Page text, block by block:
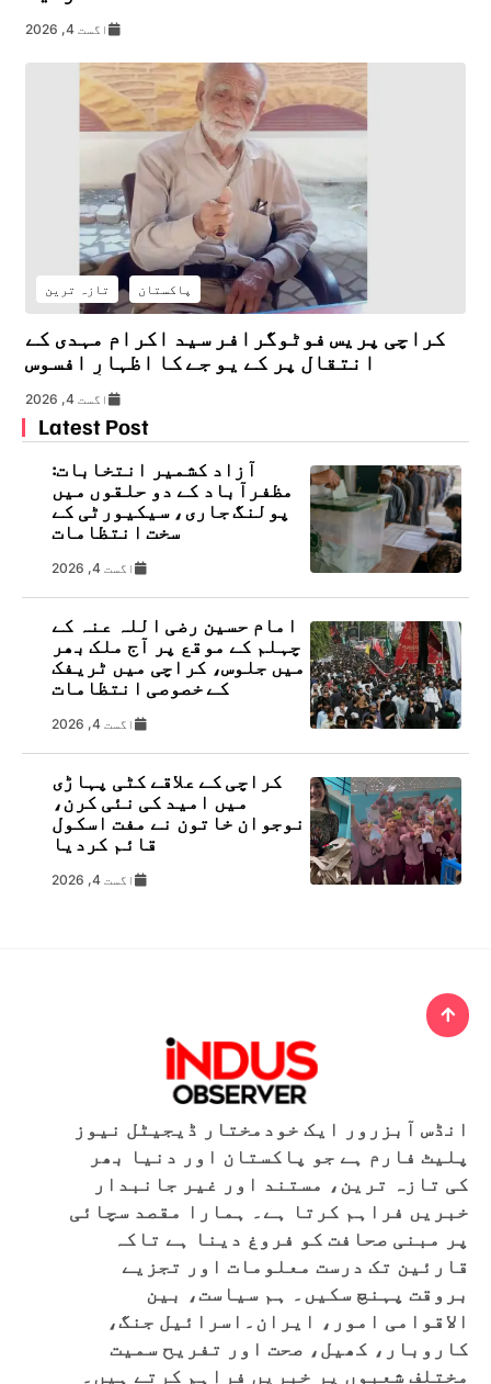
اگست 4, 2026
پاکستان تازہ ترین
کراچی پریس فوٹوگرافر سید اکرام مہدی کے
انتقال پر کے یو جے کا اظہارِ افسوس
اگست 4, 2026
Latest Post
آزاد کشمیر انتخابات:
مظفرآباد کے دو حلقوں میں
پولنگ جاری، سیکیورٹی کے
سخت انتظامات
اگست 4, 2026
امام حسین رضی اللہ عنہ کے
چہلم کے موقع پر آج ملک بھر
میں جلوس، کراچی میں ٹریفک
کے خصوصی انتظامات
اگست 4, 2026
کراچی کے علاقے کٹی پہاڑی
میں امید کی نئی کرن،
نوجوان خاتون نے مفت اسکول
قائم کردیا
اگست 4, 2026
انڈس آبزرور ایک خودمختار ڈیجیٹل نیوز
پلیٹ فارم ہے جو پاکستان اور دنیا بھر
کی تازہ ترین، مستند اور غیر جانبدار
خبریں فراہم کرتا ہے۔ ہمارا مقصد سچائی
پر مبنی صحافت کو فروغ دینا ہے تاکہ
قارئین تک درست معلومات اور تجزیے
بروقت پہنچ سکیں۔ ہم سیاست، بین
الاقوامی امور، ایران۔اسرائیل جنگ،
کاروبار، کھیل، صحت اور تفریح سمیت
مختلف شعبوں پر خبریں فراہم کرتے ہیں۔